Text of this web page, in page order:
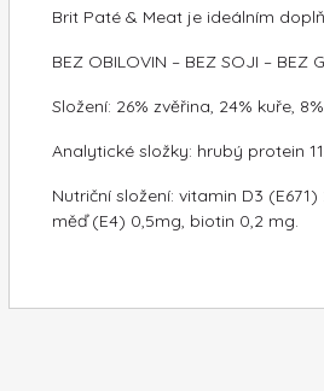
Brit Paté & Meat je ideálním
BEZ OBILOVIN – BEZ SOJI – BEZ
Složení: 26% zvěřina, 24% kuře,
Analytické složky: hrubý protein
Nutriční složení: vitamin D3
měď (E4) 0,5mg, biotin 0,2 mg.